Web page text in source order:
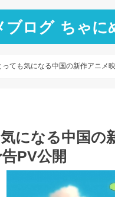
ブログ ちゃに
っても気になる中国の新作アニメ
になる中国の
PV公開